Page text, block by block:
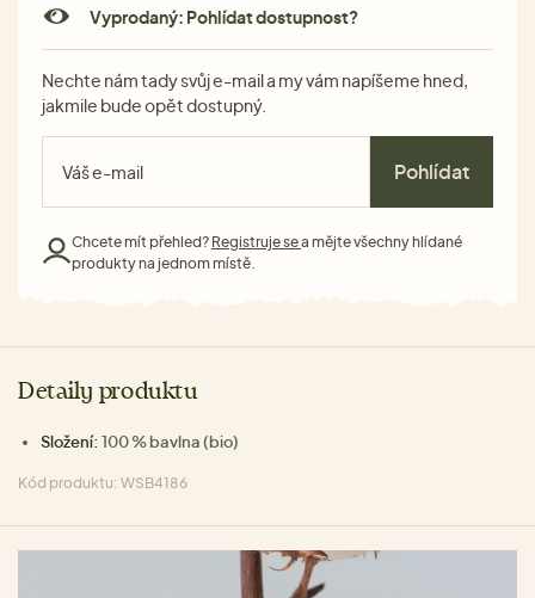
Vyprodaný: Pohlídat dostupnost?
Nechte nám tady svůj e-mail a my vám napíšeme hned,
jakmile bude opět dostupný.
Pohlídat
Chcete mít přehled? Registruje sea mějte všechny hlídané
produkty na jednom místě.
Detaily produktu
Složení: 100 % bavlna (bio)
Kód produktu: WSB4186